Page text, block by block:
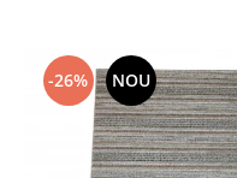
-26% NOU